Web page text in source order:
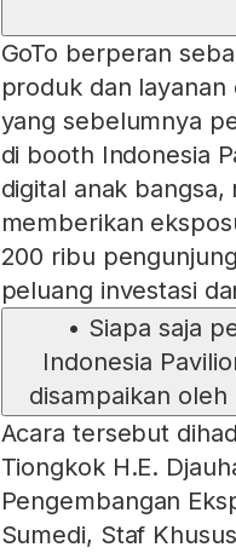
GoTo berperan
produk dan layanan
yang sebelumnya
di booth Indonesia
digital anak
memberikan
200 ribu
peluang investasi
• Siapa saja
Indonesia
disampaikan
Acara tersebut
Tiongkok H.E.
Pengembangan
Sumedi, Staf